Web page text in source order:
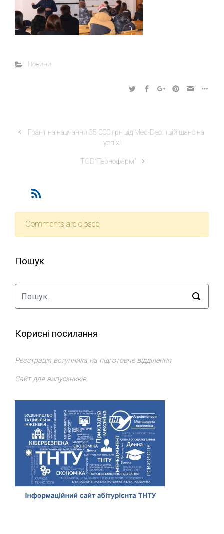
Новини
Грант на навчання 35 000 грн від Med-Deo: твій шанс на
успіх!
ТОВ “Тернофарм”
Comments are closed
Пошук
Корисні посилання
Реєстрація вступника на підготовче відділення
Сайт для випускників
Відділ доуніверситетської підготовки, профорієнтації та